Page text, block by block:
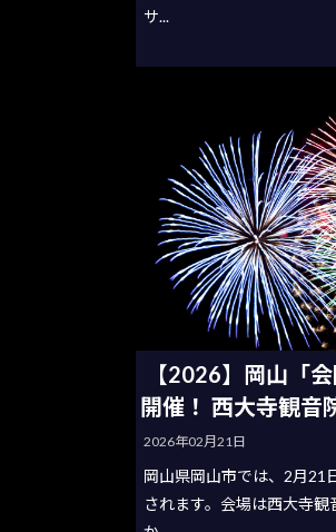
サ...
【2026】岡山「
開催！ 西大寺観音
2026年02月21日
岡山県岡山市では、2月21
されます。会場は西大寺